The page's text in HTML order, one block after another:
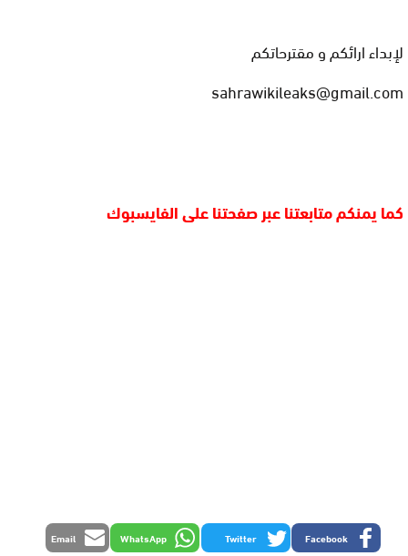
لإبداء ارائكم و مقترحاتكم
sahrawikileaks@gmail.com
كما يمنكم متابعتنا عبر صفحتنا على الفايسبوك
Facebook
Twitter
WhatsApp
Email